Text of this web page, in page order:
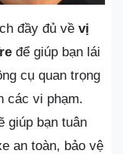
đầy đủ về vị
để giúp bạn lái
cụ quan trọng
các vi phạm.
giúp bạn tuân
an toàn, bảo vệ